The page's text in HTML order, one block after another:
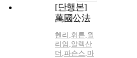
[단행본]
萬國公法
헨리 ,휘튼,윌
리엄 ,알렉산
더 ,파슨스,마